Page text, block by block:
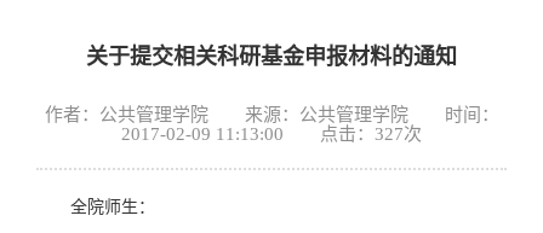
关于提交相关科研基金申报材料的通知
作者：公共管理学院 来源：公共管理学院 时间：
2017-02-09 11:13:00 点击： 327次
全院师生：